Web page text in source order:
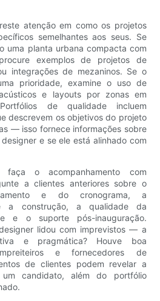
atenção em como os projetos
semelhantes aos seus. Se
uma planta urbana compacta com
exemplos de projetos de
integrações de mezaninos. Se o
prioridade, examine o uso de
e layouts por zonas em
de qualidade incluem
descrevem os objetivos do projeto
— isso fornece informações sobre
e se ele está alinhado com
faça o acompanhamento com
a clientes anteriores sobre o
e do cronograma, a
a construção, a qualidade da
e o suporte pós-inauguração.
lidou com imprevistos — a
e pragmática? Houve boa
e fornecedores de
de clientes podem revelar a
candidato, além do portfólio